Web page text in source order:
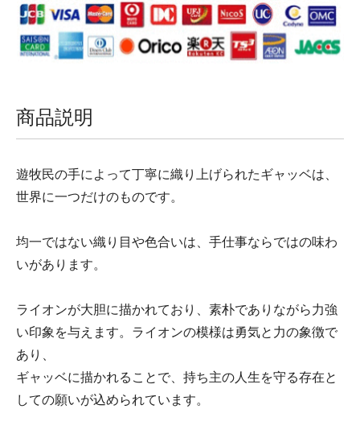
商品説明
遊牧民の手によって丁寧に織り上げられたギャッベは、
世界に一つだけのものです。
均一ではない織り目や色合いは、手仕事ならではの味わ
いがあります。
ライオンが大胆に描かれており、素朴でありながら力強
い印象を与えます。ライオンの模様は勇気と力の象徴で
あり、
ギャッベに描かれることで、持ち主の人生を守る存在と
しての願いが込められています。